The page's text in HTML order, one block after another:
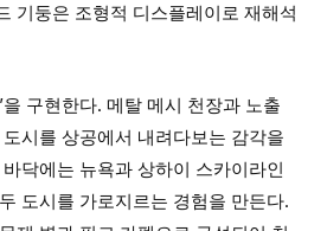
기둥은 조형적 디스플레이로 재해석
을 구현한다. 메탈 메시 천장과 노출
시를 상공에서 내려다보는 감각을
닥에는 뉴욕과 상하이 스카이라인
도시를 가로지르는 경험을 만든다.